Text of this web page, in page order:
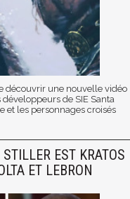
découvrir une nouvelle vidéo
de SIE Santa
et les personnages croisés
EST KRATOS
ET LEBRON